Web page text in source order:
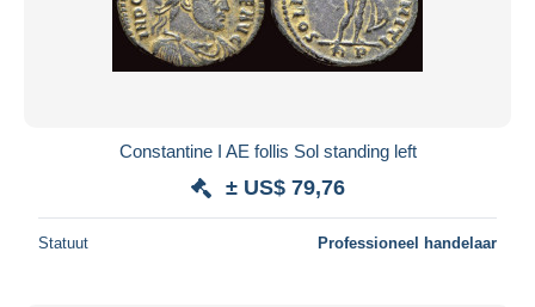
Toepassen
Constantine I AE follis Sol standing left
± US$ 79,76
Statuut Professioneel handelaar